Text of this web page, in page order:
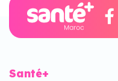
Santé+